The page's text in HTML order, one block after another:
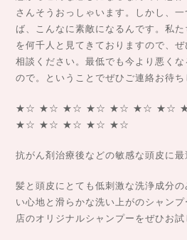
さんそうおっしゃいます。しかし、
ば、こんなに素敵になるんです。私
を何千人と見てきておりますので、
相談ください。最低でも今より悪く
ので。ということでぜひご連絡お待ち
★☆ ★☆ ★☆ ★☆ ★☆ ★☆ ★☆
★☆ ★☆ ★☆ ★☆ ★☆
抗がん剤治療後などの敏感な頭皮に
髪と頭皮にとても低刺激な洗浄成分
い心地と滑らかな洗い上がのシャン
店のオリジナルシャンプーをぜひお試